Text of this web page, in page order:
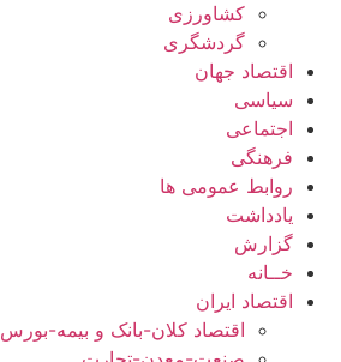
کشاورزی
گردشگری
اقتصاد جهان
سیاسی
اجتماعی
فرهنگی
روابط عمومی ها
یادداشت
گزارش
خــانه
اقتصاد ایران
اقتصاد کلان-بانک و بیمه-بورس